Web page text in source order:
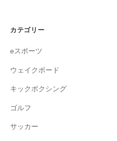
カテゴリー
eスポーツ
ウェイクボード
キックボクシング
ゴルフ
サッカー